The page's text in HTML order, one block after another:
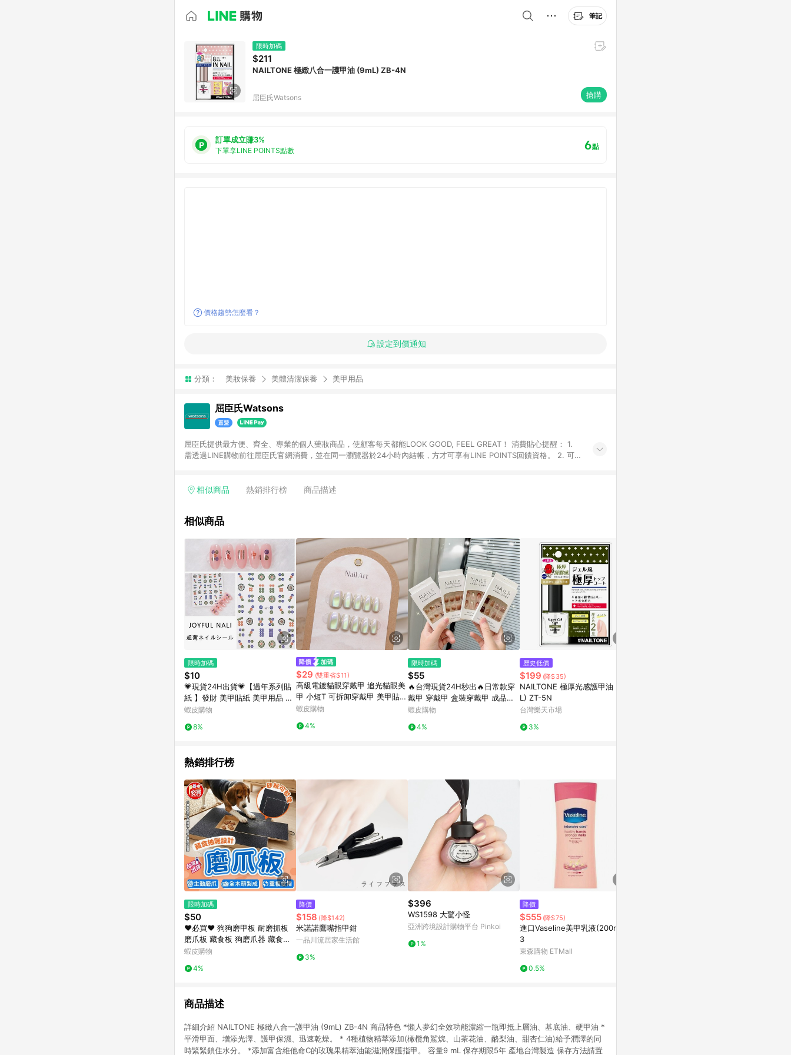
筆記
限時加碼
$211
NAILTONE 極緻八合一護甲油 (9mL) ZB-4N
屈臣氏Watsons 搶購
訂單成立賺3%
下單享LINE POINTS點數 6點
價格趨勢怎麼看？
設定到價通知
分類： 美妝保養 美體清潔保養 美甲用品
屈臣氏Watsons
屈臣氏提供最方便、齊全、專業的個人藥妝商品，使顧客每天都能LOOK GOOD, FEEL GREAT！ 消費貼心提醒： 1.
需透過LINE購物前往屈臣氏官網消費，並在同一瀏覽器於24小時內結帳，方才可享有LINE POINTS回饋資格。 2. 可同
前後發送。5.屈臣氏保留365天訂單記錄，相關問題請於保留時間內聯絡客服中心，並由屈臣氏進行訂單資格確認。 6.
相似商品 熱銷排行榜 商品描述
相似商品
限時加碼
$10
💗現貨24H出貨💗【過年系列貼
紙 】發財 美甲貼紙 美甲用品 指
甲貼紙 麻將貼 美甲材料 蝴蝶
蝦皮購物
8%
$29 (雙重省$11)
高級電鍍貓眼穿戴甲 追光貓眼美
甲 小短T 可拆卸穿戴甲 美甲貼片
指甲片 美甲片 指甲貼 美甲 分碼
蝦皮購物
4%
限時加碼
$55
🔥台灣現貨24H秒出🔥日常款穿
戴甲 穿戴甲 盒裝穿戴甲 成品美
甲 假指甲 24片穿戴甲 可重複穿
蝦皮購物
4%
歷史低價
$199 (降$35)
NAILTONE 極厚光感護甲油 (9m
L) ZT-5N
台灣樂天市場
3%
熱銷排行榜
限時加碼
$50
❤️必買❤️ 狗狗磨甲板 耐磨抓板
磨爪板 藏食板 狗磨爪器 藏食互
動磨甲板 寵物指甲板 狗抓板 指
蝦皮購物
4%
降價
$158 (降$142)
米諾諾鷹嘴指甲鉗
一品川流居家生活館
3%
$396
WS1598 大驚小怪
亞洲跨境設計購物平台 Pinkoi
1%
降價
$555 (降$75)
進口Vaseline美甲乳液(200ml)*
3
東森購物 ETMall
0.5%
商品描述
詳細介紹 NAILTONE 極緻八合一護甲油 (9mL) ZB-4N 商品特色 *懶人夢幻全效功能濃縮一瓶即抵上層油、基底油、硬甲油 *
平滑甲面、增添光澤、護甲保濕、迅速乾燥。 * 4種植物精萃添加(橄欖角鯊烷、山茶花油、酪梨油、甜杏仁油)給予潤澤的同
時緊緊鎖住水分。 *添加富含維他命C的玫瑰果精萃油能滋潤保護指甲。 容量9 mL 保存期限5年 產地台灣製造 保存方法請置